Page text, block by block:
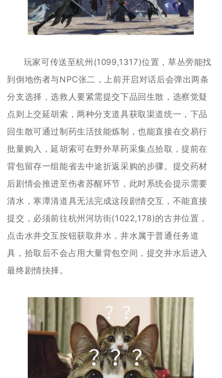
玩家可传送至杭州(1099,1317)位置，草丛旁能找
到倒地伤者与NPC张二，上前开启对话后会弹出两条
分支选择，选救人要紧需提交下品回生散，选察觉疑
点则上交延胡索，两种分支道具获取渠道统一，下品
回生散可通过制药生活技能炼制，也能直接在交易行
批量购入，延胡索可在野外草药采集点拾取，提前在
背包留存一组能省去中途折返采购的步骤。提交药材
后剧情会推进至伤者苏醒环节，此时系统会提示需要
清水，寒潭清道具无法完成这段剧情交互，不能直接
提交，必须前往杭州河坊街(1022,178)的古井位置，
点击水井交互按钮获取井水，井水属于普通任务道
具，拾取后不会占用大量背包空间，提交井水后进入
最终剧情抉择。